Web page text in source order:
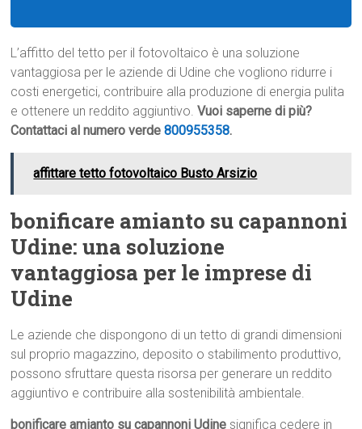
L’affitto del tetto per il fotovoltaico è una soluzione
vantaggiosa per le aziende di Udine che vogliono ridurre i
costi energetici, contribuire alla produzione di energia pulita
e ottenere un reddito aggiuntivo.Vuoi saperne di più?
Contattaci al numero verde800955358.
affittare tetto fotovoltaico Busto Arsizio
bonificare amianto su capannoni
Udine: una soluzione
vantaggiosa per le imprese di
Udine
Le aziende che dispongono di un tetto di grandi dimensioni
sul proprio magazzino, deposito o stabilimento produttivo,
possono sfruttare questa risorsa per generare un reddito
aggiuntivo e contribuire alla sostenibilità ambientale.
bonificare amianto su capannoni Udine significa cedere in